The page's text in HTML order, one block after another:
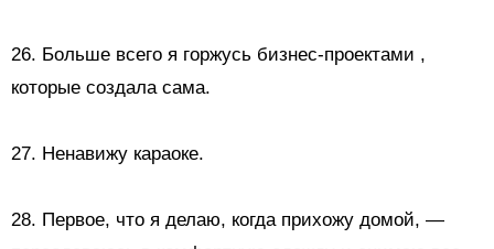
26. Больше всего я горжусь бизнес-проектами ,
которые создала сама.
27. Ненавижу караоке.
28. Первое, что я делаю, когда прихожу домой, —